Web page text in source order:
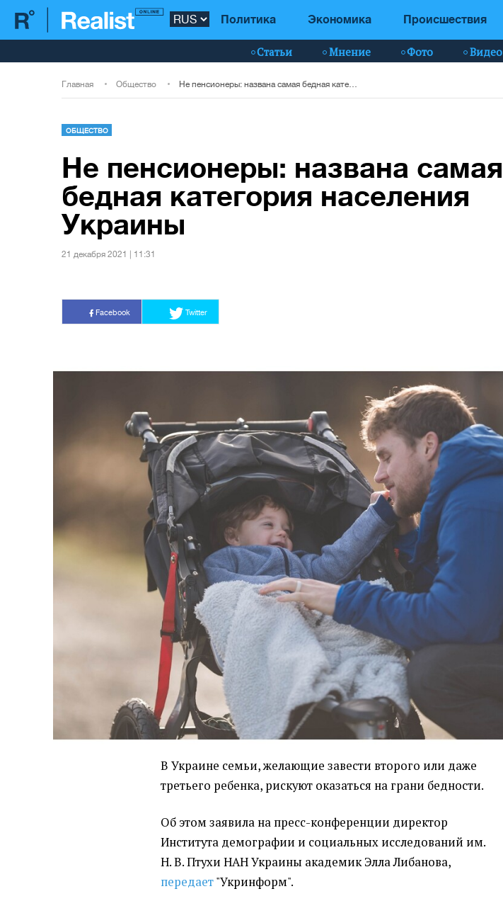
Политика Экономика Происшествия
Статьи Мнение Фото Видео
Главная Общество
ОБЩЕСТВО
Не пенсионеры: названа самая
бедная категория населения
Украины
21 декабря 2021 | 11:31
Facebook Twitter
В Украине семьи, желающие завести второго или даже
третьего ребенка, рискуют оказаться на грани бедности.
Об этом заявила на пресс-конференции директор
Института демографии и социальных исследований им.
Н. В. Птухи НАН Украины академик Элла Либанова,
передает"Укринформ".